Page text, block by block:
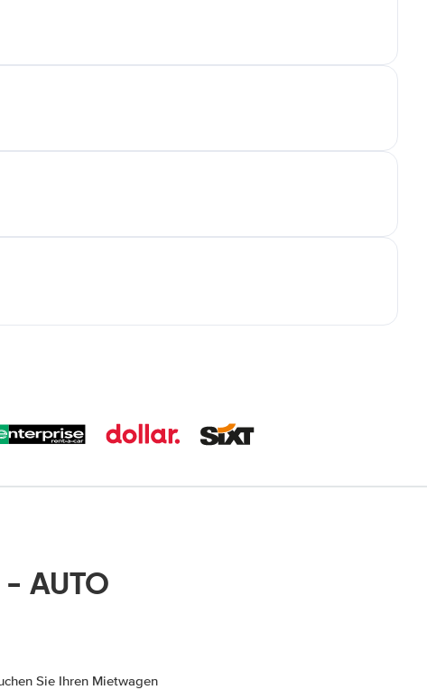
AUTO
Sie Ihren Mietwagen